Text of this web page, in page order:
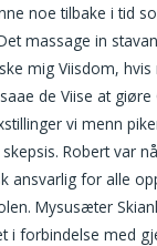
noe tilbake i tid
massage in
mig Viisdom,
de Viise at
vi menn
Robert var
ansvarlig for alle
Mysusæter
i forbindelse med